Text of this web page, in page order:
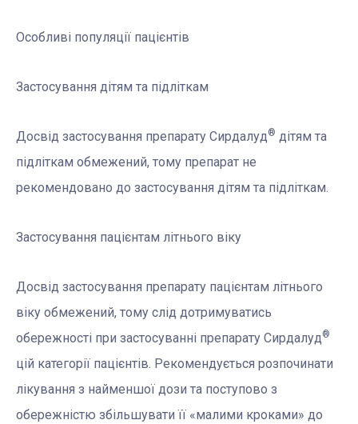
Особливі популяції пацієнтів
Застосування дітям та підліткам
Досвід застосування препарату Сирдалуд® дітям та
підліткам обмежений, тому препарат не
рекомендовано до застосування дітям та підліткам.
Застосування пацієнтам літнього віку
Досвід застосування препарату пацієнтам літнього
віку обмежений, тому слід дотримуватись
обережності при застосуванні препарату Сирдалуд®
цій категорії пацієнтів. Рекомендується розпочинати
лікування з найменшої дози та поступово з
обережністю збільшувати її «малими кроками» до